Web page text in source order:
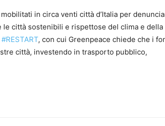
in circa venti città d’Italia per
città sostenibili e rispettose del clima e della
, con cui Greenpeace chiede che i
città, investendo in trasporto pubblico,